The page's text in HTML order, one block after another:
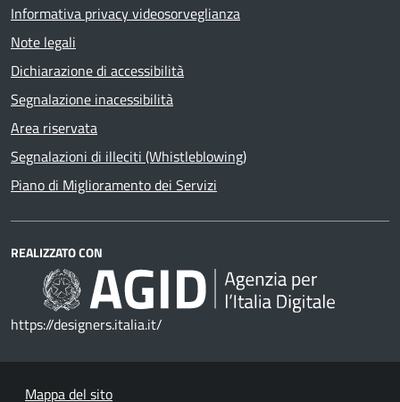
Informativa privacy videosorveglianza
Note legali
Dichiarazione di accessibilità
Segnalazione inacessibilità
Area riservata
Segnalazioni di illeciti (Whistleblowing)
Piano di Miglioramento dei Servizi
REALIZZATO CON
https://designers.italia.it/
Mappa del sito